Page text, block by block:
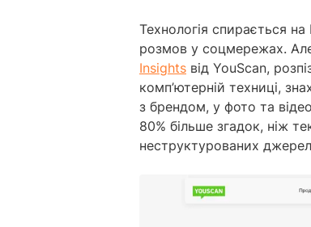
Технологія спирається
розмов у соцмережах.
Insights від YouScan,
комп’ютерній техниці,
з брендом, у фото та
80% більше згадок, ніж
неструктурованих джерел,